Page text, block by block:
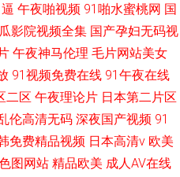
午夜啪视频 91啪水蜜桃网 国
影院视频全集 国产孕妇无码视
午夜神马伦理 毛片网站美女
91视频免费在线 91午夜在线
二区 午夜理论片 日本第二片区
伦高清无码 深夜国产视频 91
免费精品视频 日本高清v 欧美
图网站 精品欧美 成人AV在线